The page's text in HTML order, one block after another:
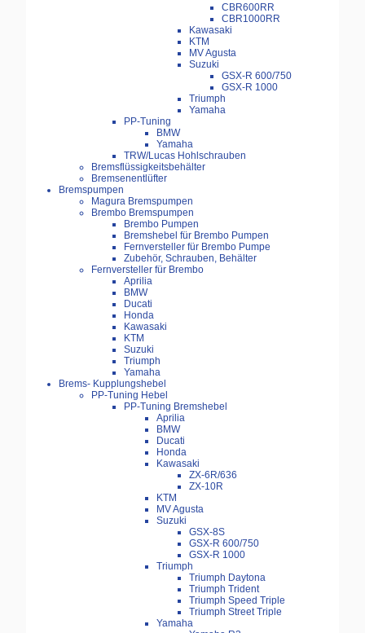
CBR600RR
CBR1000RR
Kawasaki
KTM
MV Agusta
Suzuki
GSX-R 600/750
GSX-R 1000
Triumph
Yamaha
PP-Tuning
BMW
Yamaha
TRW/Lucas Hohlschrauben
Bremsflüssigkeitsbehälter
Bremsenentlüfter
Bremspumpen
Magura Bremspumpen
Brembo Bremspumpen
Brembo Pumpen
Bremshebel für Brembo Pumpen
Fernversteller für Brembo Pumpe
Zubehör, Schrauben, Behälter
Fernversteller für Brembo
Aprilia
BMW
Ducati
Honda
Kawasaki
KTM
Suzuki
Triumph
Yamaha
Brems- Kupplungshebel
PP-Tuning Hebel
PP-Tuning Bremshebel
Aprilia
BMW
Ducati
Honda
Kawasaki
ZX-6R/636
ZX-10R
KTM
MV Agusta
Suzuki
GSX-8S
GSX-R 600/750
GSX-R 1000
Triumph
Triumph Daytona
Triumph Trident
Triumph Speed Triple
Triumph Street Triple
Yamaha